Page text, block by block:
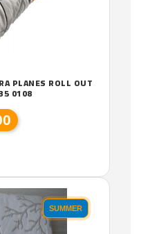
PLANES ROLL OUT
0108
SUMMER